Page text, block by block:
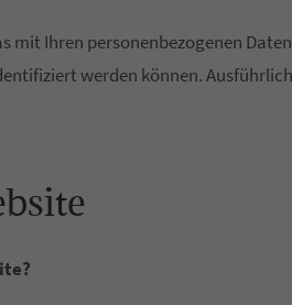
Ihren personenbezogenen
werden können.